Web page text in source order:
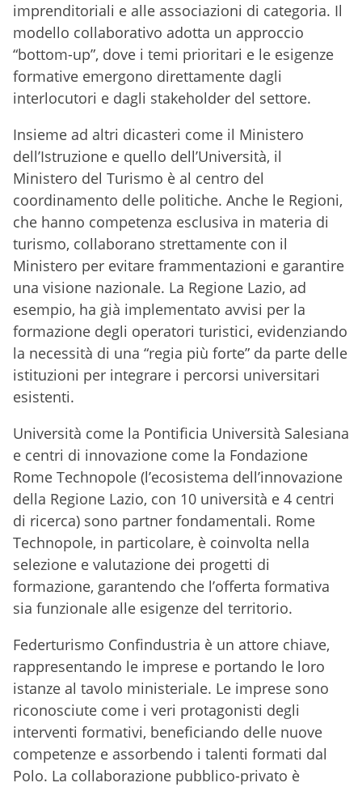
imprenditoriali e alle associazioni di categoria. Il
modello collaborativo adotta un approccio
“bottom-up”, dove i temi prioritari e le esigenze
formative emergono direttamente dagli
interlocutori e dagli stakeholder del settore.
Insieme ad altri dicasteri come il Ministero
dell’Istruzione e quello dell’Università, il
Ministero del Turismo è al centro del
coordinamento delle politiche. Anche le Regioni,
che hanno competenza esclusiva in materia di
turismo, collaborano strettamente con il
Ministero per evitare frammentazioni e garantire
una visione nazionale. La Regione Lazio, ad
esempio, ha già implementato avvisi per la
formazione degli operatori turistici, evidenziando
la necessità di una “regia più forte” da parte delle
istituzioni per integrare i percorsi universitari
esistenti.
Università come la Pontificia Università Salesiana
e centri di innovazione come la Fondazione
Rome Technopole (l’ecosistema dell’innovazione
della Regione Lazio, con 10 università e 4 centri
di ricerca) sono partner fondamentali. Rome
Technopole, in particolare, è coinvolta nella
selezione e valutazione dei progetti di
formazione, garantendo che l’offerta formativa
sia funzionale alle esigenze del territorio.
Federturismo Confindustria è un attore chiave,
rappresentando le imprese e portando le loro
istanze al tavolo ministeriale. Le imprese sono
riconosciute come i veri protagonisti degli
interventi formativi, beneficiando delle nuove
competenze e assorbendo i talenti formati dal
Polo. La collaborazione pubblico-privato è